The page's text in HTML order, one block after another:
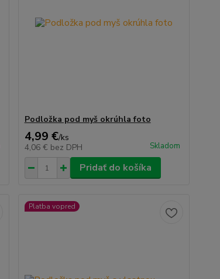
Podložka pod myš okrúhla foto
4,99 €/ks
4,06 € bez DPH Skladom
Pridať do košíka
Platba vopred